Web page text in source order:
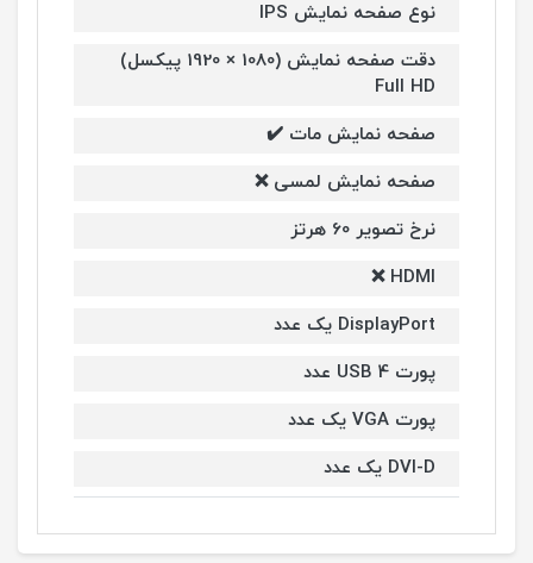
نوع صفحه نمایش IPS
دقت صفحه نمایش (1080 × 1920 پیکسل)
Full HD
صفحه نمایش مات ✔️
صفحه نمایش لمسی ❌
نرخ تصویر 60 هرتز
HDMI ❌
DisplayPort یک عدد
پورت USB 4 عدد
پورت VGA یک عدد
DVI-D یک عدد